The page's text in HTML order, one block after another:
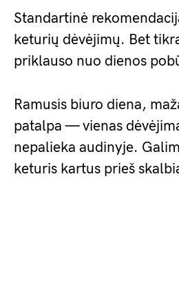
Standartinė
keturių dėvėjimų. Bet
priklauso nuo dienos
Ramusis biuro diena,
patalpa — vienas
nepalieka audinyje.
keturis kartus prieš